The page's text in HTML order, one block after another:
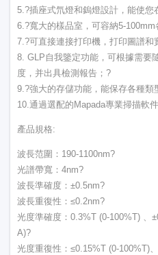
5.?插座式氘燈和鎢燈設計，能使
6.?寬大的樣品室，可容納5-
7.?可直接連接打印機，打印圖譜和
8. GLP自我鑒定功能，可根據需要
度，并出具檢測報告；?
9.?強大的存儲功能，能保存各種類
10.通過選配的Mapada專業掃描軟
產品規格:
波長范圍：190-1100nm?
光譜帶寬：4nm?
波長準確度：±0.5nm?
波長重復性：≤0.2nm?
光度準確度：0.3%T (0-100%T) 、
A)?
光度重復性：≤0.15%T (0-100%T)